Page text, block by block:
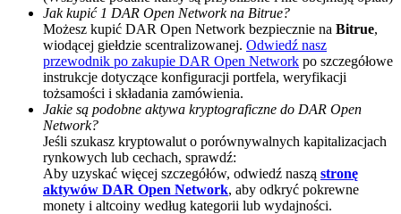
BTC Welcome Rewards
Deposit & Trade BTC to Share 25000 USDT prize pool!
Deposit CASHCAT & Win
Share 500000 CASHCAT prize pool
Jak kupić 1 DAR Open Network na Bitrue?
Możesz kupić DAR Open Network bezpiecznie na Bitrue,
wiodącej giełdzie scentralizowanej. Odwiedź nasz
przewodnik po zakupie DAR Open Network po szczegółowe
instrukcje dotyczące konfiguracji portfela, weryfikacji
tożsamości i składania zamówienia.
Jakie są podobne aktywa kryptograficzne do DAR Open
Network?
Jeśli szukasz kryptowalut o porównywalnych kapitalizacjach
rynkowych lub cechach, sprawdź:
Aby uzyskać więcej szczegółów, odwiedź naszą stronę
aktywów DAR Open Network, aby odkryć pokrewne
monety i altcoiny według kategorii lub wydajności.